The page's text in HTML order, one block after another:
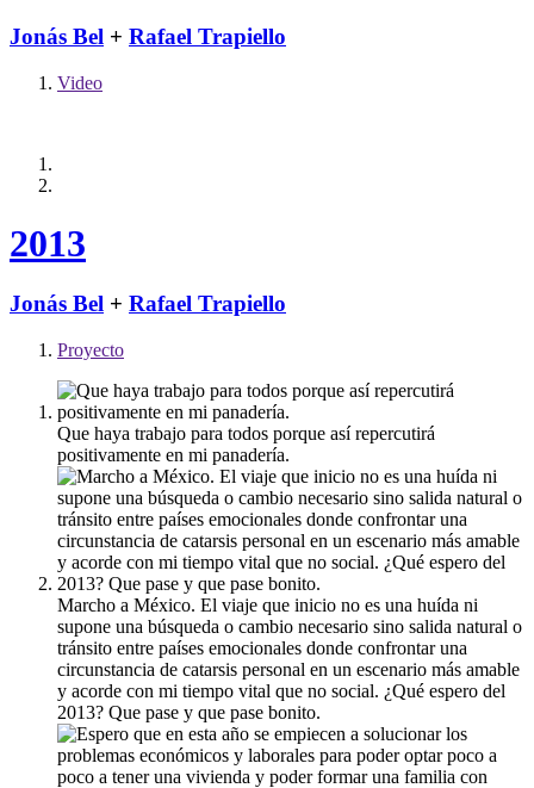
Jonás Bel + Rafael Trapiello
Video
2013
Jonás Bel + Rafael Trapiello
Proyecto
Que haya trabajo para todos porque así repercutirá
positivamente en mi panadería.
Marcho a México. El viaje que inicio no es una huída ni
supone una búsqueda o cambio necesario sino salida natural o
tránsito entre países emocionales donde confrontar una
circunstancia de catarsis personal en un escenario más amable
y acorde con mi tiempo vital que no social. ¿Qué espero del
2013? Que pase y que pase bonito.